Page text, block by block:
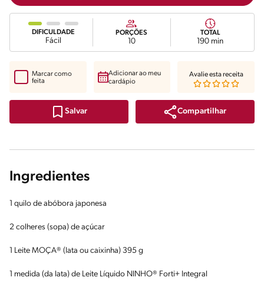
DIFICULDADE
Fácil
PORÇÕES
10
TOTAL
190 min
Salvar Compartilhar
Marcar como
feita
Adicionar ao meu
cardápio
Avalie esta receita
Ingredientes
1 quilo de abóbora japonesa
2 colheres (sopa) de açúcar
1 Leite MOÇA® (lata ou caixinha) 395 g
1 medida (da lata) de Leite Líquido NINHO® Forti+ Integral